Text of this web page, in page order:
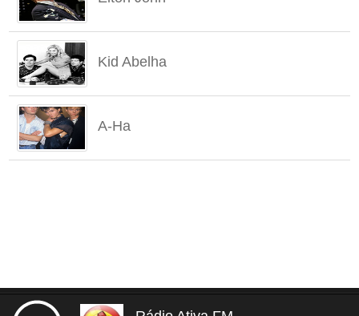
Kid Abelha
A-Ha